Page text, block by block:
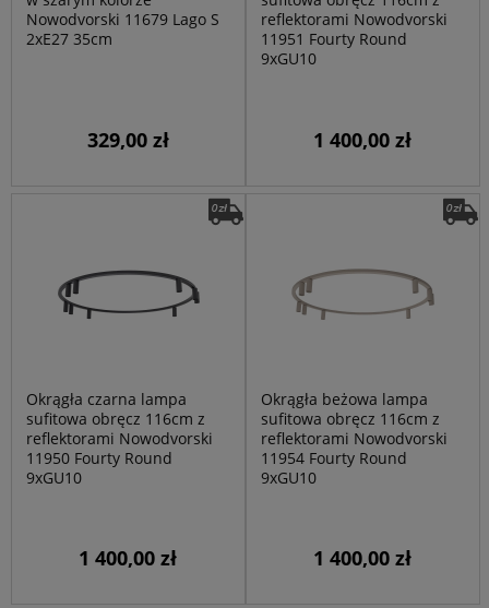
Nowodvorski 11679 Lago S
2xE27 35cm
329,00 zł
reflektorami Nowodvorski
11951 Fourty Round
9xGU10
1 400,00 zł
Okrągła czarna lampa
sufitowa obręcz 116cm z
reflektorami Nowodvorski
11950 Fourty Round
9xGU10
1 400,00 zł
Okrągła beżowa lampa
sufitowa obręcz 116cm z
reflektorami Nowodvorski
11954 Fourty Round
9xGU10
1 400,00 zł